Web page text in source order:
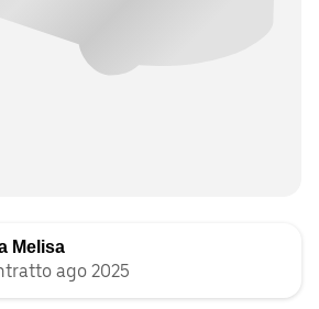
Melisa
ago 2025